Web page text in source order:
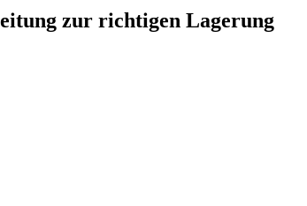
zur richtigen Lagerung